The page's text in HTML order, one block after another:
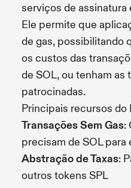
serviços de assinatura
Ele permite que
de gas, possibilitando
os custos das
de SOL, ou tenham as
patrocinadas.
Principais recursos do
Transações Sem Gas:
precisam de SOL
Abstração de Taxas:
outros tokens SPL